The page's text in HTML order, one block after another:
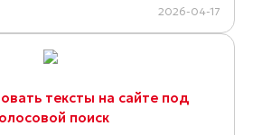
2026-04-17
тексты на сайте под
поиск